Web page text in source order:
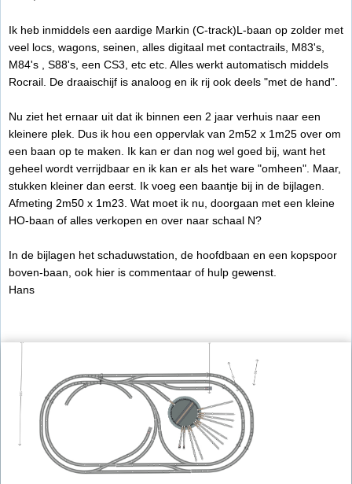
Ik heb inmiddels een aardige Markin (C-track)L-baan op zolder met
veel locs, wagons, seinen, alles digitaal met contactrails, M83's,
M84's , S88's, een CS3, etc etc. Alles werkt automatisch middels
Rocrail. De draaischijf is analoog en ik rij ook deels "met de hand".
Nu ziet het ernaar uit dat ik binnen een 2 jaar verhuis naar een
kleinere plek. Dus ik hou een oppervlak van 2m52 x 1m25 over om
een baan op te maken. Ik kan er dan nog wel goed bij, want het
geheel wordt verrijdbaar en ik kan er als het ware "omheen". Maar,
stukken kleiner dan eerst. Ik voeg een baantje bij in de bijlagen.
Afmeting 2m50 x 1m23. Wat moet ik nu, doorgaan met een kleine
HO-baan of alles verkopen en over naar schaal N?
In de bijlagen het schaduwstation, de hoofdbaan en een kopspoor
boven-baan, ook hier is commentaar of hulp gewenst.
Hans